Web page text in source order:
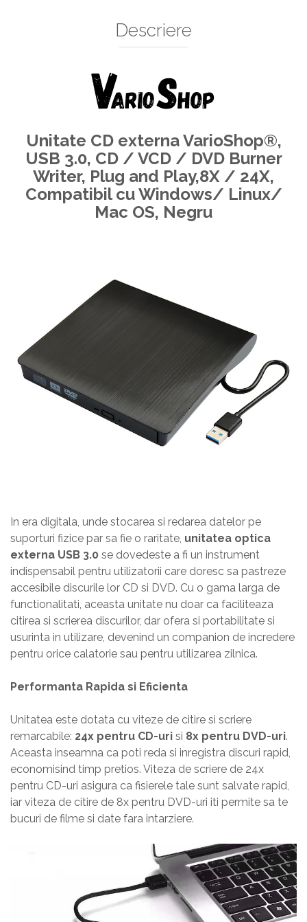
Descriere
Unitate CD externa VarioShop®,
USB 3.0, CD / VCD / DVD Burner
Writer, Plug and Play,8X / 24X,
Compatibil cu Windows/ Linux/
Mac OS, Negru
In era digitala, unde stocarea si redarea datelor pe
suporturi fizice par sa fie o raritate, unitatea optica
externa USB 3.0 se dovedeste a fi un instrument
indispensabil pentru utilizatorii care doresc sa pastreze
accesibile discurile lor CD si DVD. Cu o gama larga de
functionalitati, aceasta unitate nu doar ca faciliteaza
citirea si scrierea discurilor, dar ofera si portabilitate si
usurinta in utilizare, devenind un companion de incredere
pentru orice calatorie sau pentru utilizarea zilnica.
Performanta Rapida si Eficienta
Unitatea este dotata cu viteze de citire si scriere
remarcabile: 24x pentru CD-uri si 8x pentru DVD-uri.
Aceasta inseamna ca poti reda si inregistra discuri rapid,
economisind timp pretios. Viteza de scriere de 24x
pentru CD-uri asigura ca fisierele tale sunt salvate rapid,
iar viteza de citire de 8x pentru DVD-uri iti permite sa te
bucuri de filme si date fara intarziere.